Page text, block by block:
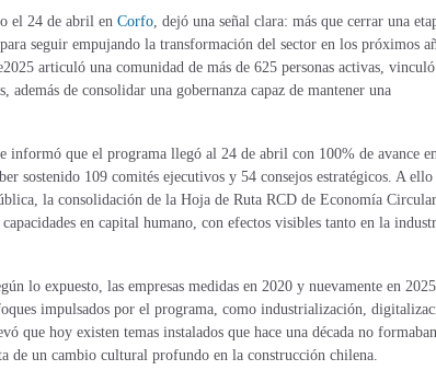
el 24 de abril en Corfo, dejó una señal clara: más que cerrar una
seguir empujando la transformación del sector en los próximos
articuló una comunidad de más de 625 personas activas,
de consolidar una gobernanza capaz de mantener una
informó que el programa llegó al 24 de abril con 100% de avance
sostenido 109 comités ejecutivos y 54 consejos estratégicos. A ello
la consolidación de la Hoja de Ruta RCD de Economía
en capital humano, con efectos visibles tanto en la
lo expuesto, las empresas medidas en 2020 y nuevamente en 2025
impulsados por el programa, como industrialización,
que hoy existen temas instalados que hace una década no formaban
de un cambio cultural profundo en la construcción chilena.